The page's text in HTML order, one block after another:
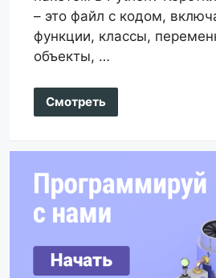
– это файл с кодом,
функции, классы,
объекты, …
Смотреть